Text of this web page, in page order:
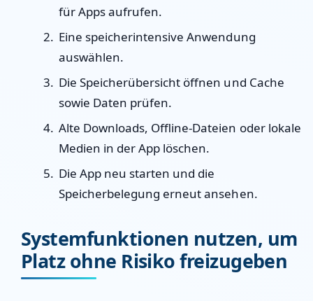
für Apps aufrufen.
Eine speicherintensive Anwendung
auswählen.
Die Speicherübersicht öffnen und Cache
sowie Daten prüfen.
Alte Downloads, Offline-Dateien oder lokale
Medien in der App löschen.
Die App neu starten und die
Speicherbelegung erneut ansehen.
Systemfunktionen nutzen, um
Platz ohne Risiko freizugeben